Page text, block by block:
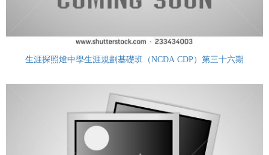
生涯探照燈中學生涯規劃基礎班（NCDA CDP）第三十六期